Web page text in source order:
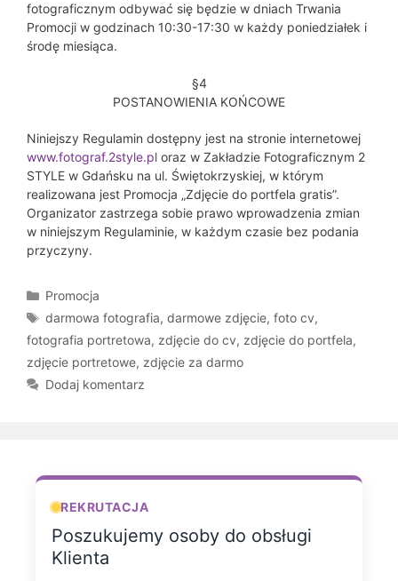
fotograficznym odbywać się będzie w dniach Trwania
Promocji w godzinach 10:30-17:30 w każdy poniedziałek i
środę miesiąca.
§4
POSTANOWIENIA KOŃCOWE
Niniejszy Regulamin dostępny jest na stronie internetowej
www.fotograf.2style.pl oraz w Zakładzie Fotograficznym 2
STYLE w Gdańsku na ul. Świętokrzyskiej, w którym
realizowana jest Promocja „Zdjęcie do portfela gratis”.
Organizator zastrzega sobie prawo wprowadzenia zmian
w niniejszym Regulaminie, w każdym czasie bez podania
przyczyny.
Kategorie
Promocja
Tagi
darmowa fotografia,darmowe zdjęcie,foto cv,
fotografia portretowa, zdjęcie do cv, zdjęcie do portfela,
zdjęcie portretowe, zdjęcie za darmo
Dodaj komentarz
REKRUTACJA
Poszukujemy osoby do obsługi
Klienta